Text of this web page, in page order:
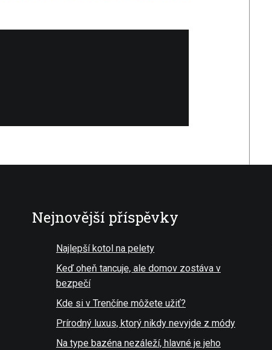
Nejnovější příspěvky
Najlepší kotol na pelety
Keď oheň tancuje, ale domov zostáva v
bezpečí
Kde si v Trenčíne môžete užiť?
Prírodný luxus, ktorý nikdy nevyjde z módy
Na type bazéna nezáleží, hlavné je jeho